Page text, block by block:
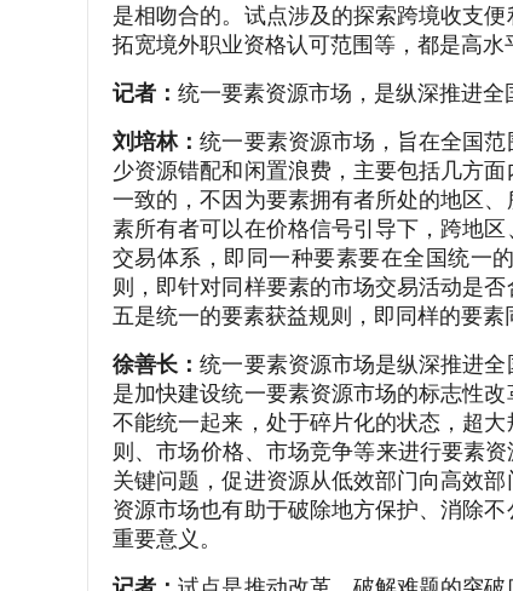
是相吻合的。试点涉及的探索跨境收支
拓宽境外职业资格认可范围等，都是高水
记者： 统一要素资源市场，是纵深推进
刘培林：统一要素资源市场，旨在全国
少资源错配和闲置浪费，主要包括几方
一致的，不因为要素拥有者所处的地区
素所有者可以在价格信号引导下，跨地
交易体系，即同一种要素要在全国统一
则，即针对同样要素的市场交易活动是
五是统一的要素获益规则，即同样的要素
徐善长：统一要素资源市场是纵深推进
是加快建设统一要素资源市场的标志性
不能统一起来，处于碎片化的状态，超
则、市场价格、市场竞争等来进行要素
关键问题，促进资源从低效部门向高效
资源市场也有助于破除地方保护、消除
重要意义。